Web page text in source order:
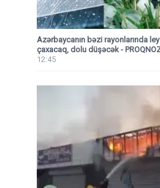
Azərbaycanın bəzi rayonlarında
çaxacaq, dolu düşəcək -
12:45